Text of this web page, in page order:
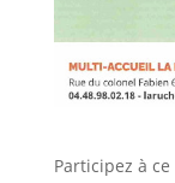
Participez à ce